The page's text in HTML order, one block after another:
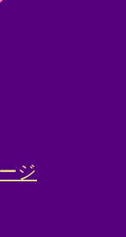
ジ